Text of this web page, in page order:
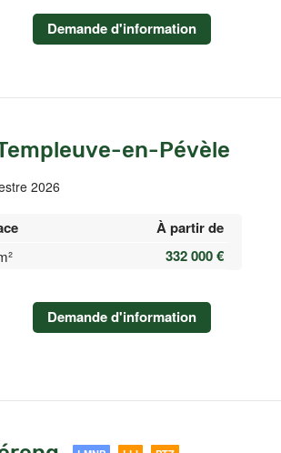
Demande d'information
en-Pévèle
2026
À partir de
332 000 €
Demande d'information